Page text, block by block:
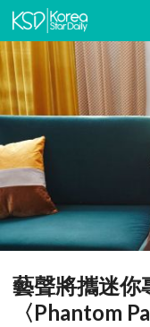
藝聲將攜迷你
〈Phantom